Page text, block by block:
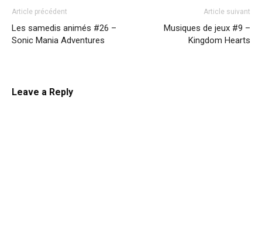
Article précédent
Les samedis animés #26 –
Sonic Mania Adventures
Article suivant
Musiques de jeux #9 –
Kingdom Hearts
Leave a Reply